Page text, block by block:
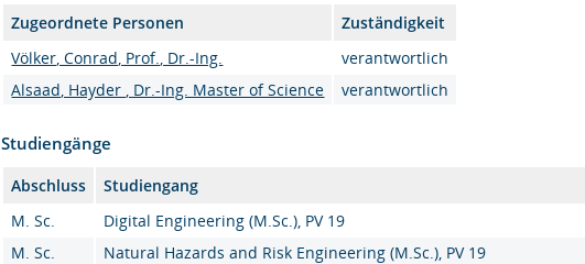
Zugeordnete Personen
Zuständigkeit
Völker, Conrad, Prof., Dr.-Ing.
verantwortlich
Alsaad, Hayder , Dr.-Ing. Master of Science
verantwortlich
Studiengänge
Abschluss Studiengang
M. Sc.
Digital Engineering (M.Sc.), PV 19
M. Sc.
Natural Hazards and Risk Engineering (M.Sc.), PV 19